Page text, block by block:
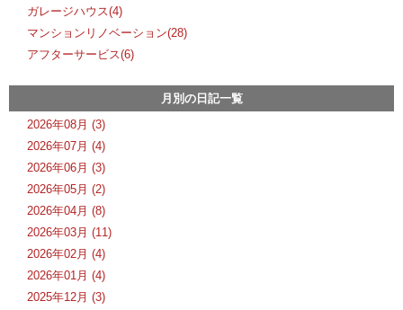
ガレージハウス(4)
マンションリノベーション(28)
アフターサービス(6)
月別の日記一覧
2026年08月 (3)
2026年07月 (4)
2026年06月 (3)
2026年05月 (2)
2026年04月 (8)
2026年03月 (11)
2026年02月 (4)
2026年01月 (4)
2025年12月 (3)